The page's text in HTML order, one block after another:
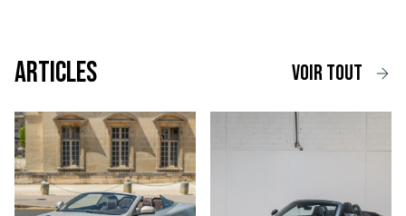
voir tout
Articles